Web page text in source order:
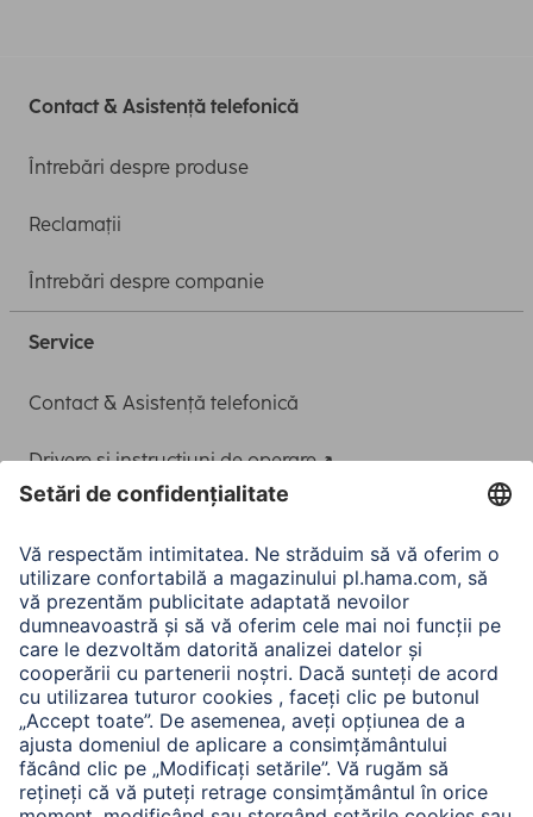
Contact & Asistență telefonică
Întrebări despre produse
Reclamații
Întrebări despre companie
Service
Contact & Asistență telefonică
Drivere și instrucțiuni de operare
A.N.P.C.
A.N.P.C. SAL
Companie
Istoria companiei
Hama Mondial